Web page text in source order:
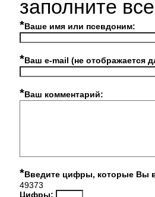
заполните
*Ваше имя или псевдоним:
*Ваш e-mail (не отображается
*Ваш комментарий:
*Введите цифры, которые Вы
49373
Цифры: